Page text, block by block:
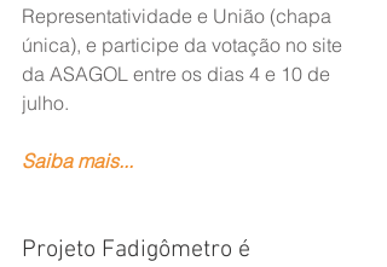
Representatividade e União (chapa
única), e participe da votação no site
da ASAGOL entre os dias 4 e 10 de
julho.
Saiba mais...
Projeto Fadigômetro é